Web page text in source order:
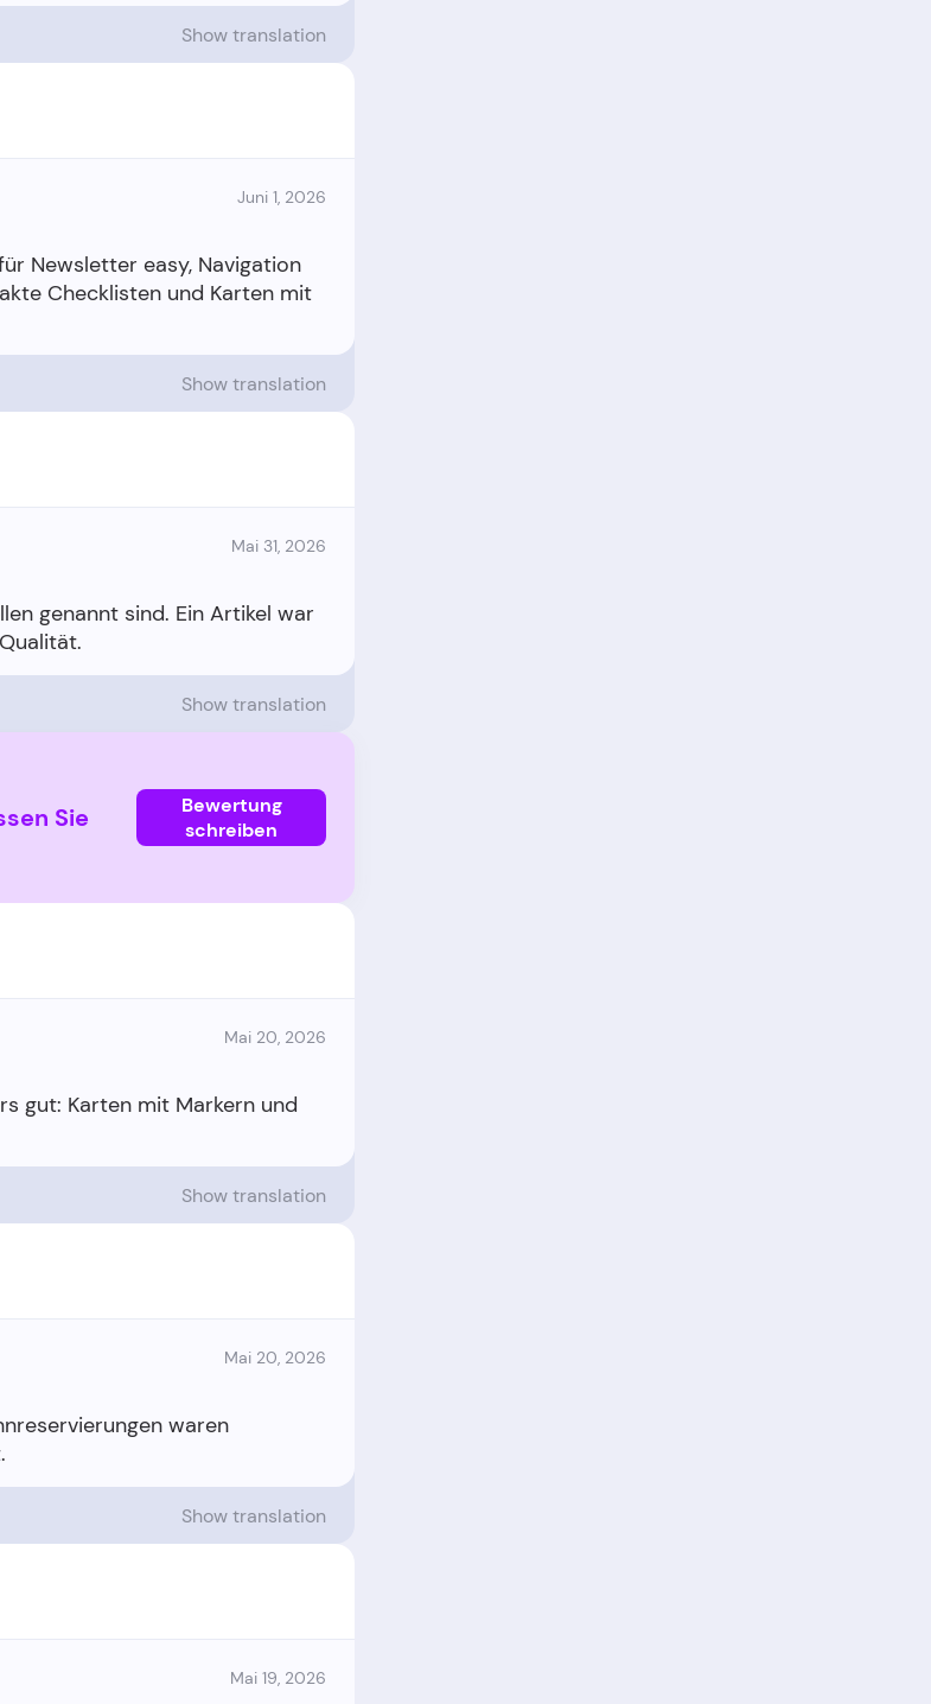
Show translation
Juni 1, 2026
Newsletter easy, Navigation
Checklisten und Karten mit
Show translation
Mai 31, 2026
genannt sind. Ein Artikel war
Show translation
Sie
Bewertung
schreiben
Mai 20, 2026
gut: Karten mit Markern und
Show translation
Mai 20, 2026
waren
Show translation
Mai 19, 2026